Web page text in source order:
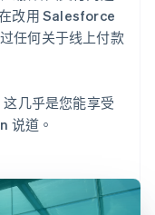
改用 Salesforce
任何关于线上付款
几乎是您能享受
说道。